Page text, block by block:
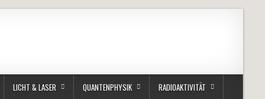
LICHT & LASER QUANTENPHYSIK RADIOAKTIVITÄT